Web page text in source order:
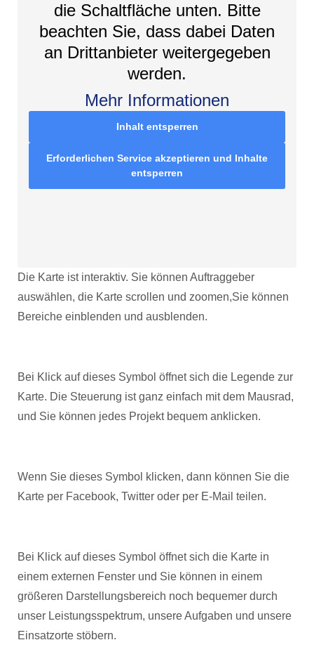
die Schaltfläche unten. Bitte
beachten Sie, dass dabei Daten
an Drittanbieter weitergegeben
werden.
Mehr Informationen
Inhalt entsperren
Erforderlichen Service akzeptieren und Inhalte
entsperren
Die Karte ist interaktiv. Sie können Auftraggeber
auswählen, die Karte scrollen und zoomen,Sie können
Bereiche einblenden und ausblenden.
Bei Klick auf dieses Symbol öffnet sich die Legende zur
Karte. Die Steuerung ist ganz einfach mit dem Mausrad,
und Sie können jedes Projekt bequem anklicken.
Wenn Sie dieses Symbol klicken, dann können Sie die
Karte per Facebook, Twitter oder per E-Mail teilen.
Bei Klick auf dieses Symbol öffnet sich die Karte in
einem externen Fenster und Sie können in einem
größeren Darstellungsbereich noch bequemer durch
unser Leistungsspektrum, unsere Aufgaben und unsere
Einsatzorte stöbern.